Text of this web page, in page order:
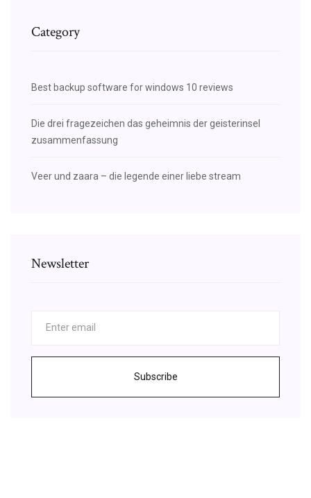
Category
Best backup software for windows 10 reviews
Die drei fragezeichen das geheimnis der geisterinsel
zusammenfassung
Veer und zaara – die legende einer liebe stream
Newsletter
Subscribe